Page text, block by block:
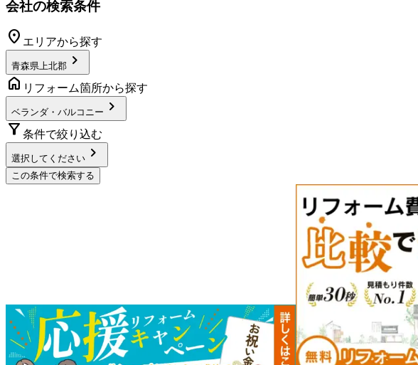
会社の検索条件
location_on エリアから探す
青森県上北郡 chevron_right
home リフォーム箇所から探す
ベランダ・バルコニー chevron_right
filter_alt 条件で絞り込む
選択してください chevron_right
この条件で検索する